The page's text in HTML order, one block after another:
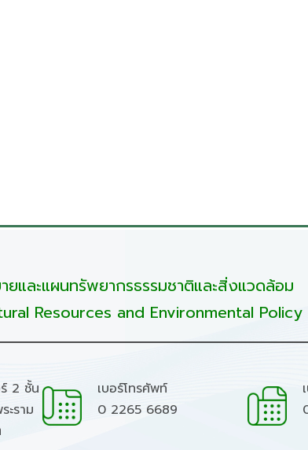
ยและแผนทรัพยากรธรรมชาติและสิ่งแวดล้อม
Resources and Environmental Policy
2 ชั้น
ะราม
เบอร์โทรศัพท์
0 2265 6689